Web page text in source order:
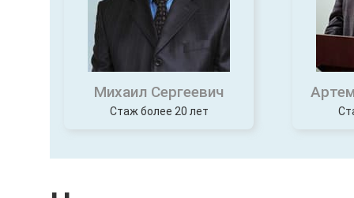
Михаил Сергеевич
Стаж более 20 лет